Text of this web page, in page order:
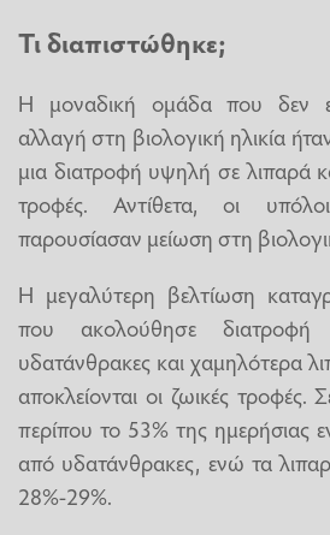
Τι διαπιστώθηκε;
Η μοναδική ομάδα που δεν
αλλαγή στη βιολογική ηλικία
μια διατροφή υψηλή σε λιπαρά
τροφές. Αντίθετα, οι
παρουσίασαν μείωση στη
Η μεγαλύτερη βελτίωση
που ακολούθησε διατροφή
υδατάνθρακες και χαμηλότερα
αποκλείονται οι ζωικές
περίπου το 53% της ημερήσιας
από υδατάνθρακες, ενώ τα
28%-29%.